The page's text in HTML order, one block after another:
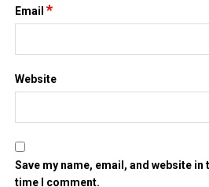
Email*
Website
Save my name, email, and website
time I comment.